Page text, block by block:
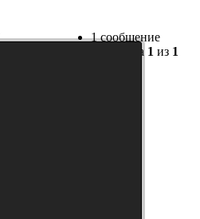
1 сообщение
Страница 1 из 1